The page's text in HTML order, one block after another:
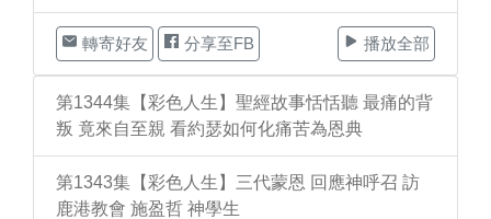
轉寄好友 分享至FB 播放全部
第1344集【彩色人生】聖經故事恬恬聽 最痛的背
叛 竟來自至親 看約瑟如何化痛苦為恩典
第1343集【彩色人生】三代蒙恩 回應神呼召 訪
鹿港教會 施盈哲 神學生